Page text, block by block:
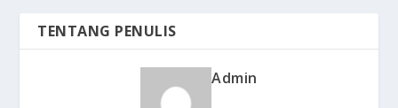
TENTANG PENULIS
Admin